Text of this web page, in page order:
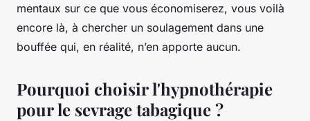
mentaux sur ce que vous économiserez, vous voilà
encore là, à chercher un soulagement dans une
bouffée qui, en réalité, n’en apporte aucun.
Pourquoi choisir l'hypnothérapie
pour le sevrage tabagique ?